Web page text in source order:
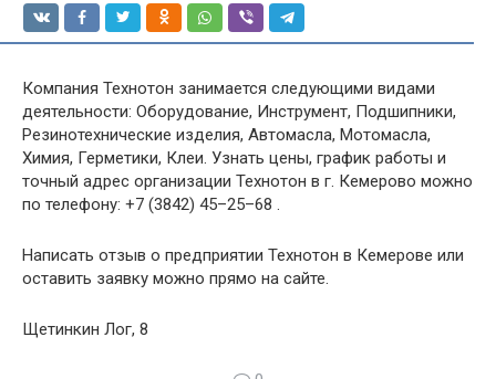
Компания Технотон занимается следующими видами
деятельности: Оборудование, Инструмент, Подшипники,
Резинотехнические изделия, Автомасла, Мотомасла,
Химия, Герметики, Клеи. Узнать цены, график работы и
точный адрес организации Технотон в г. Кемерово можно
по телефону: +7 (3842) 45–25–68 .
Написать отзыв о предприятии Технотон в Кемерове или
оставить заявку можно прямо на сайте.
Щетинкин Лог, 8